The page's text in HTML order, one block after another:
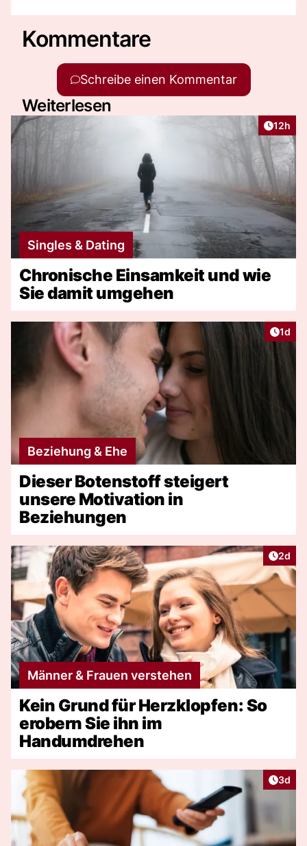
Kommentare
Schreibe einen Kommentar
Weiterlesen
Artikel
12h
Singles & Dating
Chronische Einsamkeit und wie
Sie damit umgehen
1d
Beziehung & Ehe
Dieser Botenstoff steigert
unsere Motivation in
Beziehungen
2d
Männer & Frauen verstehen
Kein Grund für Herzklopfen: So
erobern Sie ihn im
Handumdrehen
3d